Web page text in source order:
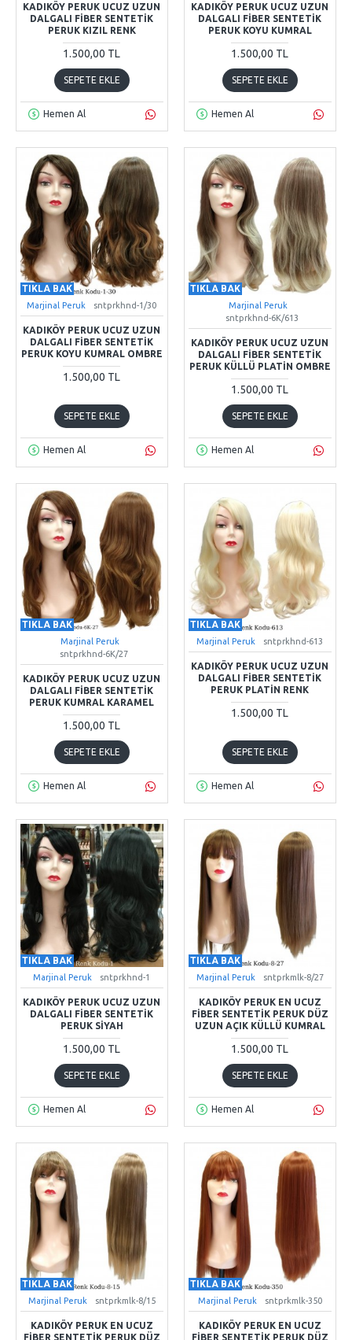
KADIKÖY PERUK UCUZ UZUN
DALGALI FIBER SENTETIK
PERUK KIZIL RENK
1.500,00 TL
SEPETE EKLE
Hemen Al
KADIKÖY PERUK UCUZ UZUN
DALGALI FIBER SENTETIK
PERUK KOYU KUMRAL
1.500,00 TL
SEPETE EKLE
Hemen Al
TIKLA BAK
Marjinal Peruk sntprkhnd-1/30
KADIKÖY PERUK UCUZ UZUN
DALGALI FIBER SENTETIK
PERUK KOYU KUMRAL OMBRE
1.500,00 TL
SEPETE EKLE
Hemen Al
TIKLA BAK
Marjinal Peruk
sntprkhnd-6K/613
KADIKÖY PERUK UCUZ UZUN
DALGALI FIBER SENTETIK
PERUK KÜLLÜ PLATIN OMBRE
1.500,00 TL
SEPETE EKLE
Hemen Al
TIKLA BAK
Marjinal Peruk
sntprkhnd-6K/27
KADIKÖY PERUK UCUZ UZUN
DALGALI FIBER SENTETIK
PERUK KUMRAL KARAMEL
1.500,00 TL
SEPETE EKLE
Hemen Al
TIKLA BAK
Marjinal Peruk sntprkhnd-613
KADIKÖY PERUK UCUZ UZUN
DALGALI FIBER SENTETIK
PERUK PLATIN RENK
1.500,00 TL
SEPETE EKLE
Hemen Al
TIKLA BAK
Marjinal Peruk sntprkhnd-1
KADIKÖY PERUK UCUZ UZUN
DALGALI FIBER SENTETIK
PERUK SIYAH
1.500,00 TL
SEPETE EKLE
Hemen Al
TIKLA BAK
Marjinal Peruk sntprkmlk-8/27
KADIKÖY PERUK EN UCUZ
FIBER SENTETIK PERUK DÜZ
UZUN AÇIK KÜLLÜ KUMRAL
1.500,00 TL
SEPETE EKLE
Hemen Al
TIKLA BAK
Marjinal Peruk sntprkmlk-8/15
KADIKÖY PERUK EN UCUZ
FIBER SENTETIK PERUK DÜZ
TIKLA BAK
Marjinal Peruk sntprkmlk-350
KADIKÖY PERUK EN UCUZ
FIBER SENTETIK PERUK DÜZ